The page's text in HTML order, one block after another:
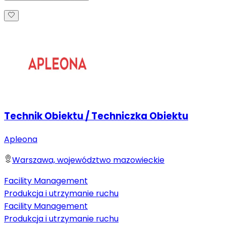
Technik Obiektu / Techniczka Obiektu
Apleona
Warszawa, województwo mazowieckie
Facility Management
Produkcja i utrzymanie ruchu
Facility Management
Produkcja i utrzymanie ruchu